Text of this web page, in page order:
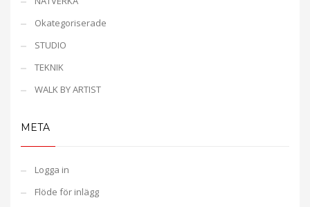
Okategoriserade
STUDIO
TEKNIK
WALK BY ARTIST
META
Logga in
Flöde för inlägg